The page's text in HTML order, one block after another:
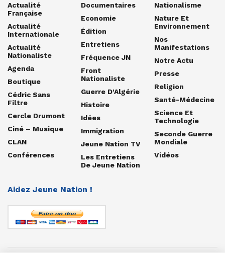
Actualité
Française
Actualité
Internationale
Actualité
Nationaliste
Agenda
Boutique
Cédric Sans
Filtre
Cercle Drumont
Ciné – Musique
CLAN
Conférences
Documentaires
Economie
Édition
Entretiens
Fréquence JN
Front
Nationaliste
Guerre D'Algérie
Histoire
Idées
Immigration
Jeune Nation TV
Les Entretiens
De Jeune Nation
Nationalisme
Nature Et
Environnement
Nos
Manifestations
Notre Actu
Presse
Religion
Santé-Médecine
Science Et
Technologie
Seconde Guerre
Mondiale
Vidéos
Aidez Jeune Nation !